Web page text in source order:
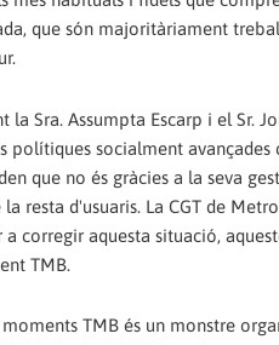
que són majoritàriament
la Sra. Assumpta Escarp i el Sr.
polítiques socialment avançades
que no és gràcies a la seva
la resta d'usuaris. La CGT de
corregir aquesta situació,
TMB.
moments TMB és un monstre